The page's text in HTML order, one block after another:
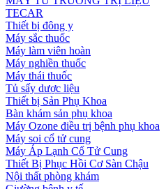
TECAR
Thiết bị đông y
Máy sắc thuốc
Máy làm viên hoàn
Máy nghiền thuốc
Máy thái thuốc
Tủ sấy dược liệu
Thiết bị Sản Phụ Khoa
Bàn khám sản phụ khoa
Máy Ozone điều trị bệnh phụ khoa
Máy soi cổ tử cung
Máy Áp Lạnh Cổ Tử Cung
Thiết Bị Phục Hồi Cơ Sàn Chậu
Nội thất phòng khám